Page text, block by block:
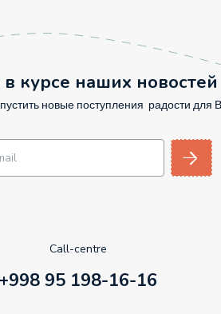
в курсе наших новостей
новые поступления радости
Call-centre
+998 95 198-16-16